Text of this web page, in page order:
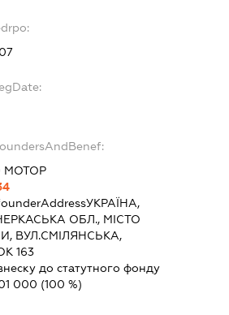
МОТОР
УКРАЇНА,
ОБЛ., МІСТО
ВУЛ.СМІЛЯНСЬКА,
163
до статутного фонду
000 (100 %)